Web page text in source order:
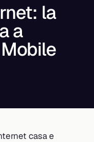
la
a
casa e